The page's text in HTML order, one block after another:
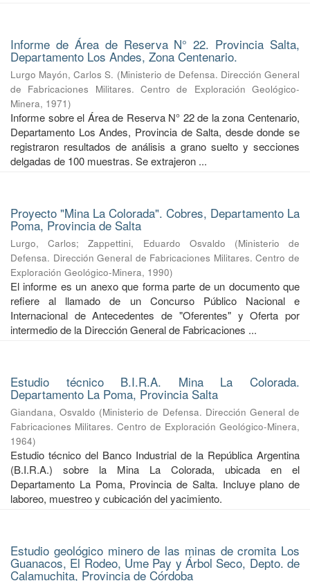
Informe de Área de Reserva N° 22. Provincia Salta,
Departamento Los Andes, Zona Centenario.
Lurgo Mayón, Carlos S. (Ministerio de Defensa. Dirección General
de Fabricaciones Militares. Centro de Exploración Geológico-
Minera, 1971)
Informe sobre el Área de Reserva N° 22 de la zona Centenario,
Departamento Los Andes, Provincia de Salta, desde donde se
registraron resultados de análisis a grano suelto y secciones
delgadas de 100 muestras. Se extrajeron ...
Proyecto "Mina La Colorada". Cobres, Departamento La
Poma, Provincia de Salta
Lurgo, Carlos;Zappettini, Eduardo Osvaldo (Ministerio de
Defensa. Dirección General de Fabricaciones Militares. Centro de
Exploración Geológico-Minera, 1990)
El informe es un anexo que forma parte de un documento que
refiere al llamado de un Concurso Público Nacional e
Internacional de Antecedentes de "Oferentes" y Oferta por
intermedio de la Dirección General de Fabricaciones ...
Estudio técnico B.I.R.A. Mina La Colorada.
Departamento La Poma, Provincia Salta
Giandana, Osvaldo (Ministerio de Defensa. Dirección General de
Fabricaciones Militares. Centro de Exploración Geológico-Minera,
1964)
Estudio técnico del Banco Industrial de la República Argentina
(B.I.R.A.) sobre la Mina La Colorada, ubicada en el
Departamento La Poma, Provincia de Salta. Incluye plano de
laboreo, muestreo y cubicación del yacimiento.
Estudio geológico minero de las minas de cromita Los
Guanacos, El Rodeo, Ume Pay y Árbol Seco, Depto. de
Calamuchita, Provincia de Córdoba